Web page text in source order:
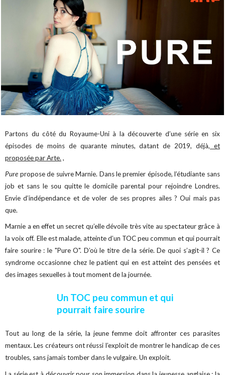
Partons du côté du Royaume-Uni à la découverte d’une série en six
épisodes de moins de quarante minutes, datant de 2019, déjà, et
proposée par Arte. ,
Pure propose de suivre Marnie. Dans le premier épisode, l’étudiante sans
job et sans le sou quitte le domicile parental pour rejoindre Londres.
Envie d’indépendance et de voler de ses propres ailes ? Oui mais pas
que.
Marnie a en effet un secret qu’elle dévoile très vite au spectateur grâce à
la voix off. Elle est malade, atteinte d’un TOC peu commun et qui pourrait
faire sourire : le "Pure O". D’où le titre de la série. De quoi s’agit-il ? Ce
syndrome occasionne chez le patient qui en est atteint des pensées et
des images sexuelles à tout moment de la journée.
Un TOC peu commun et qui
pourrait faire sourire
Tout au long de la série, la jeune femme doit affronter ces parasites
mentaux. Les créateurs ont réussi l’exploit de montrer le handicap de ces
troubles, sans jamais tomber dans le vulgaire. Un exploit.